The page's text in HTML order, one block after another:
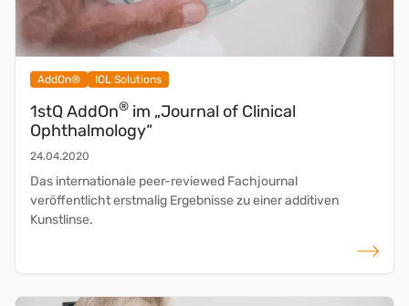
AddOn® IOL Solutions
1stQ AddOn® im „Journal of Clinical
Ophthalmology“
24.04.2020
Das internationale peer-reviewed Fachjournal
veröffentlicht erstmalig Ergebnisse zu einer additiven
Kunstlinse.